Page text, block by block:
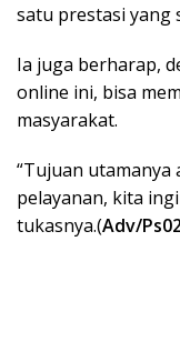
satu prestasi yang
Ia juga berharap,
online ini, bisa
masyarakat.
“Tujuan utamanya
pelayanan, kita
tukasnya.(Adv/